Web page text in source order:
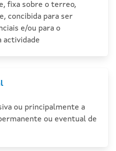
fixa sobre o terreo,
concibida para ser
e/ou para o
actividade
ou principalmente a
ou eventual de